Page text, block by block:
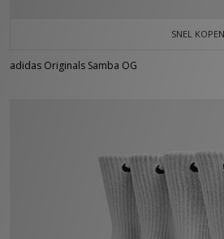
SNEL KOPEN
adidas Originals Samba OG